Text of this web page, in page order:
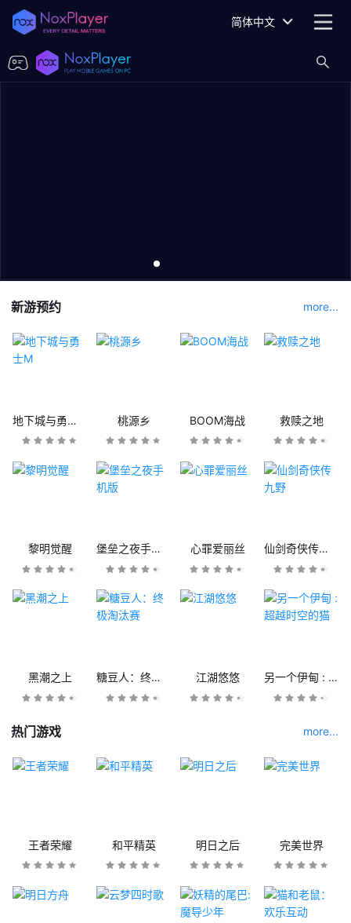
简体中文
新游预约 more...
地下城与勇士M 桃源乡 BOOM海战 救赎之地
黎明觉醒 堡垒之夜手机版 心罪爱丽丝 仙剑奇侠传九野
黑潮之上 糖豆人：终极淘汰赛 江湖悠悠 另一个伊甸 : 超越时空的猫
热门游戏 more...
王者荣耀 和平精英 明日之后 完美世界